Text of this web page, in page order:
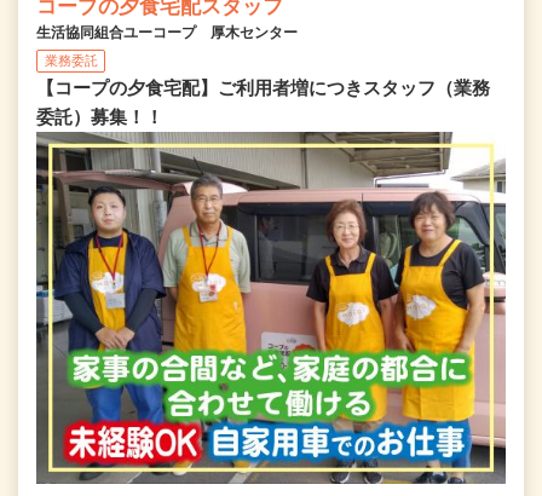
コープの夕食宅配スタッフ
生活協同組合ユーコープ 厚木センター
業務委託
【コープの夕食宅配】ご利用者増につきスタッフ（業務
委託）募集！！